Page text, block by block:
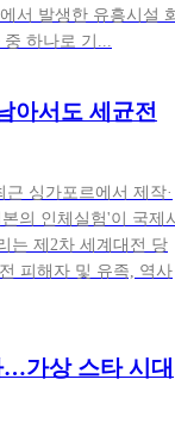
서 발생한 유흥시설
하나로 기...
아서도 세균전
싱가포르에서 제작·
의 인체실험'이 국제
는 제2차 세계대전 당
피해자 및 유족, 역사
가상 스타 시대